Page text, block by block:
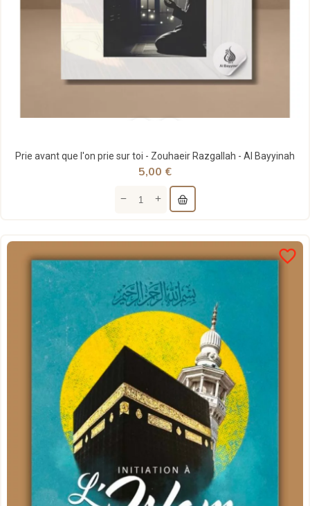
Prie avant que l'on prie sur toi - Zouhaeir Razgallah - Al Bayyinah
5,00 €
favorite_border